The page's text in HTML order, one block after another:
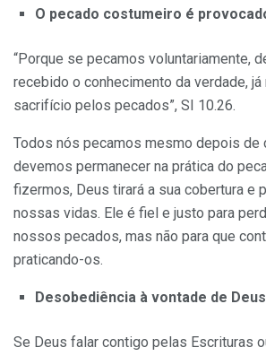
O pecado costumeiro é
“Porque se pecamos voluntariamente,
recebido o conhecimento da verdade,
sacrifício pelos pecados”, SI 10.26.
Todos nós pecamos mesmo depois de
devemos permanecer na prática do
fizermos, Deus tirará a sua cobertura e
nossas vidas. Ele é fiel e justo para
nossos pecados, mas não para que
praticando-os.
Desobediência à vontade de Deus
Se Deus falar contigo pelas Escrituras